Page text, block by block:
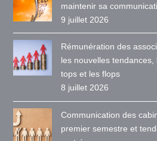
maintenir sa
9 juillet 2026
Rémunération des
les nouvelles
tops et les flops
8 juillet 2026
Communication des
premier semestre et